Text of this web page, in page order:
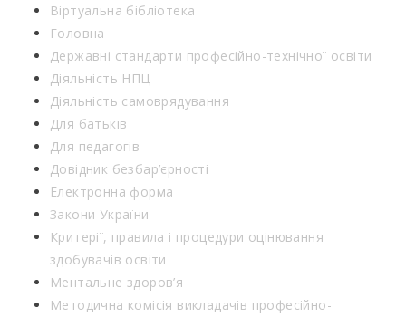
Віртуальна бібліотека
Головна
Державні стандарти професійно-технічної освіти
Діяльність НПЦ
Діяльність самоврядування
Для батьків
Для педагогів
Довідник безбар’єрності
Електронна форма
Закони України
Критерії, правила і процедури оцінювання
здобувачів освіти
Ментальне здоров’я
Методична комісія викладачів професійно-